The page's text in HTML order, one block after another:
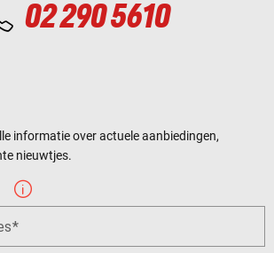
02 290 5610
informatie over actuele aanbiedingen,
nieuwtjes.